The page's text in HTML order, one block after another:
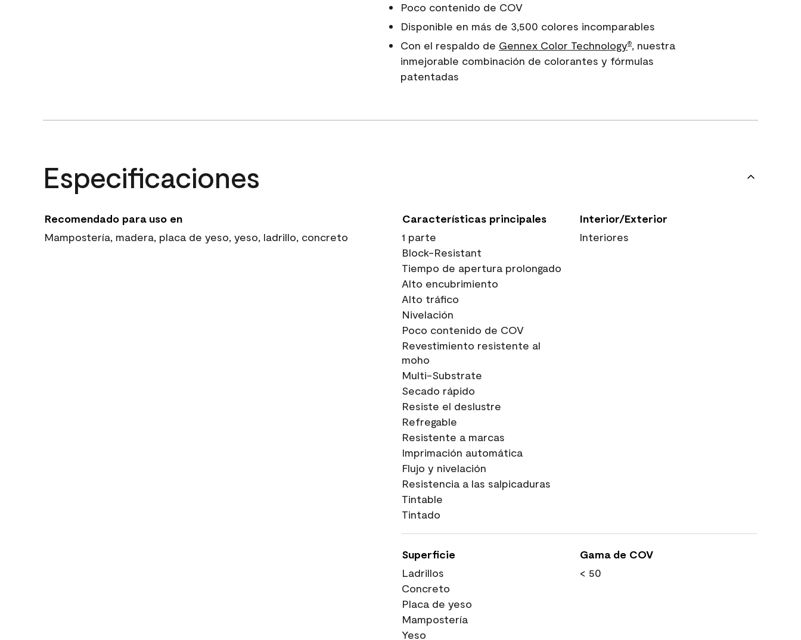
Poco contenido de COV
Disponible en más de 3,500 colores incomparables
Con el respaldo de Gennex Color Technology®, nuestra
inmejorable combinación de colorantes y fórmulas
patentadas
Especificaciones
Recomendado para uso en
Mampostería, madera, placa de yeso, yeso, ladrillo, concreto
Características principales
1 parte
Block-Resistant
Tiempo de apertura prolongado
Alto encubrimiento
Alto tráfico
Nivelación
Poco contenido de COV
Revestimiento resistente al
moho
Multi-Substrate
Secado rápido
Resiste el deslustre
Refregable
Resistente a marcas
Imprimación automática
Flujo y nivelación
Resistencia a las salpicaduras
Tintable
Tintado
Interior/Exterior
Interiores
Superficie
Ladrillos
Concreto
Placa de yeso
Mampostería
Yeso
Gama de COV
< 50